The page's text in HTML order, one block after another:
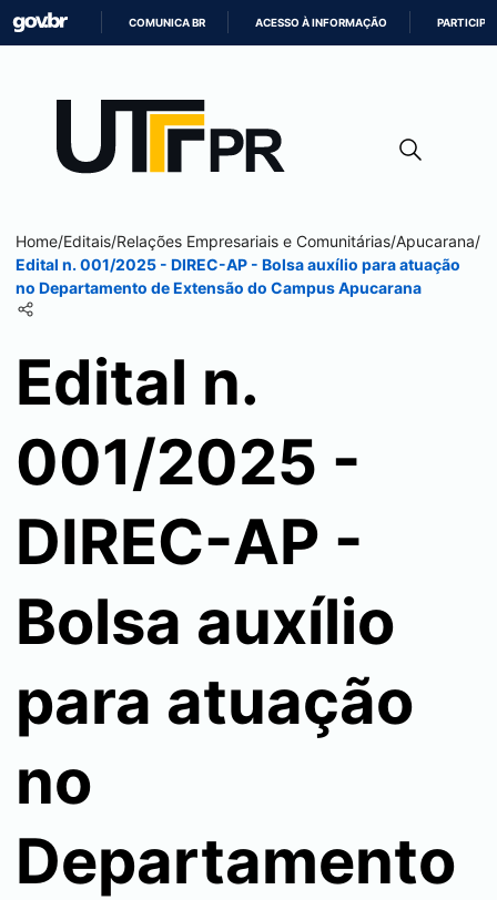
CONTEÚDO
COMUNICA BR ACESSO À INFORMAÇÃO PARTICIPE
Home/Editais/Relações Empresariais e Comunitárias/Apucarana/
Edital n. 001/2025 - DIREC-AP - Bolsa auxílio para atuação
no Departamento de Extensão do CampusApucarana
Edital n.
001/2025 -
DIREC-AP -
Bolsa auxílio
para atuação
no
Departamento